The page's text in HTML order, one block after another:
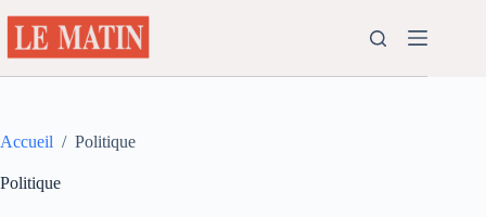
au
contenu
Accueil / Politique
Politique